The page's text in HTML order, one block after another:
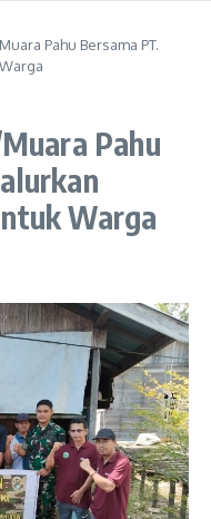
Pahu Bersama PT.
Pahu
Warga